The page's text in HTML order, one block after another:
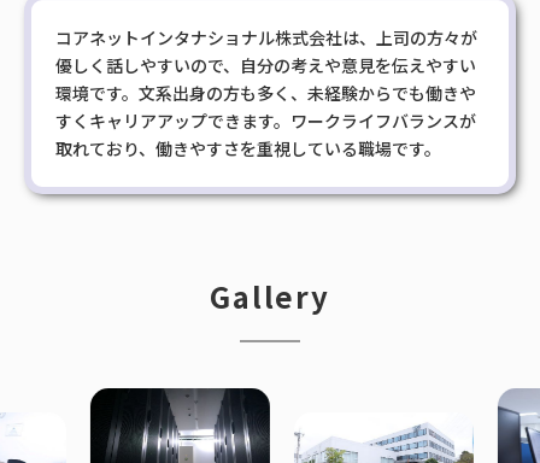
コアネットインタナショナル株式会社は、上司の方々が
優しく話しやすいので、自分の考えや意見を伝えやすい
環境です。文系出身の方も多く、未経験からでも働きや
すくキャリアアップできます。ワークライフバランスが
取れており、働きやすさを重視している職場です。
Gallery